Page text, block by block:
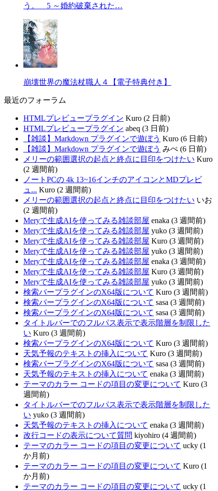
う。 5 ～婚約破棄された…
崩壊世界の魔法杖職人４【電子特典付き】
最近のフォーラム
HTMLプレビュープラグイン Kuro (2 日前)
HTMLプレビュープラグイン abeq (3 日前)
【雑談】Markdown プラグインで遊ぼう Kuro (6 日前)
【雑談】Markdown プラグインで遊ぼう みぺ (6 日前)
メリーの範囲選択の起点と終点に目印をつけたい Kuro
(2 週間前)
ノートPCの 4k 13~16インチのアイコンとMDプレビ
ュ... Kuro (2 週間前)
メリーの範囲選択の起点と終点に目印をつけたい いお
(2 週間前)
Meryで生成AIを使ってみる雑談部屋 enaka (3 週間前)
Meryで生成AIを使ってみる雑談部屋 yuko (3 週間前)
Meryで生成AIを使ってみる雑談部屋 Kuro (3 週間前)
Meryで生成AIを使ってみる雑談部屋 yuko (3 週間前)
Meryで生成AIを使ってみる雑談部屋 enaka (3 週間前)
Meryで生成AIを使ってみる雑談部屋 Kuro (3 週間前)
Meryで生成AIを使ってみる雑談部屋 yuko (3 週間前)
検索バープラグインのX64版について Kuro (3 週間前)
検索バープラグインのX64版について sasa (3 週間前)
検索バープラグインのX64版について sasa (3 週間前)
タイトルバーでのフルパス表示で表示階層を制限した
い Kuro (3 週間前)
検索バープラグインのX64版について Kuro (3 週間前)
天気予報のテキストの挿入について Kuro (3 週間前)
検索バープラグインのX64版について sasa (3 週間前)
天気予報のテキストの挿入について enaka (3 週間前)
テーマのカラー コードの項目の変更について Kuro (3
週間前)
タイトルバーでのフルパス表示で表示階層を制限した
い yuko (3 週間前)
天気予報のテキストの挿入について enaka (3 週間前)
改行コードの表示について質問 kiyohiro (4 週間前)
テーマのカラー コードの項目の変更について ucky (1
か月前)
テーマのカラー コードの項目の変更について Kuro (1
か月前)
テーマのカラー コードの項目の変更について ucky (1